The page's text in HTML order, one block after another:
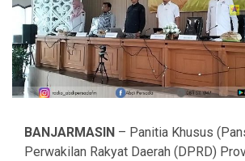
BANJARMASIN – Panitia Khusus
Perwakilan Rakyat Daerah (DPRD)